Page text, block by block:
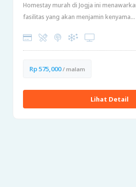
Homestay murah di Jogja ini
fasilitas yang akan menjamin kenyama...
Rp 575,000/ malam
Lihat Detail